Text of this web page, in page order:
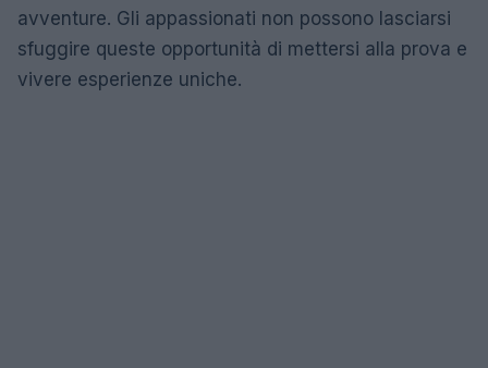
avventure. Gli appassionati non possono lasciarsi
sfuggire queste opportunità di mettersi alla prova e
vivere esperienze uniche.